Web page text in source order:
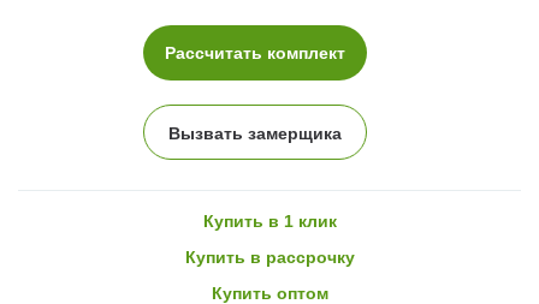
Рассчитать комплект
Вызвать замерщика
Купить в 1 клик
Купить в рассрочку
Купить оптом